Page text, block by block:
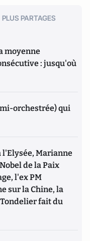
PLUS PARTAGES
moyenne
: jusqu'où
orchestrée) qui
l'Elysée, Marianne
de la Paix
l'ex PM
sur la Chine, la
fait du